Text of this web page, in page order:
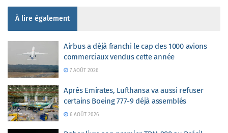
À lire également
Airbus a déjà franchi le cap des 1000 avions
commerciaux vendus cette année
7 AOÛT 2026
Après Emirates, Lufthansa va aussi refuser
certains Boeing 777-9 déjà assemblés
6 AOÛT 2026